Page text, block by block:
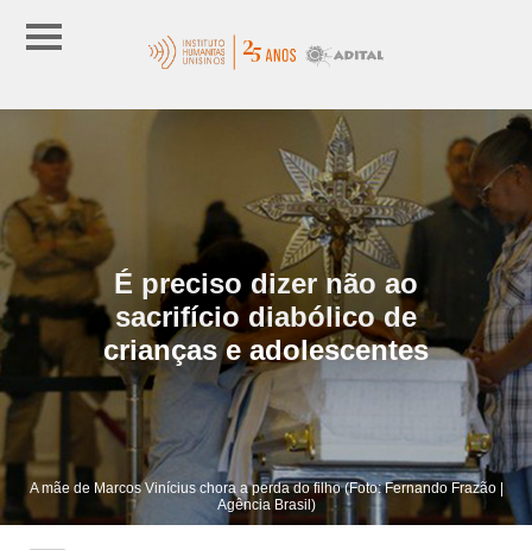
É preciso dizer não ao
sacrifício diabólico de
crianças e adolescentes
A mãe de Marcos Vinícius chora a perda do filho (Foto: Fernando Frazão |
Agência Brasil)